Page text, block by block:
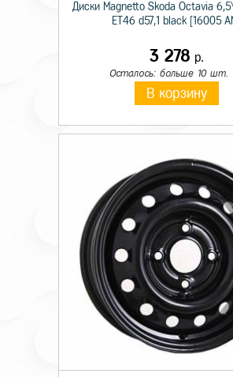
Диски Magnetto Skoda Octavia
ET46 d57,1 black [16005
3 278 р.
Осталось: больше 10 шт.
В корзину